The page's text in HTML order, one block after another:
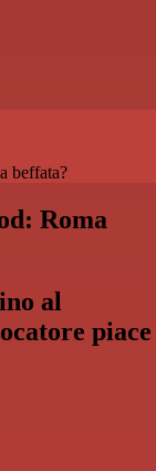
beffata?
Roma
al
piace